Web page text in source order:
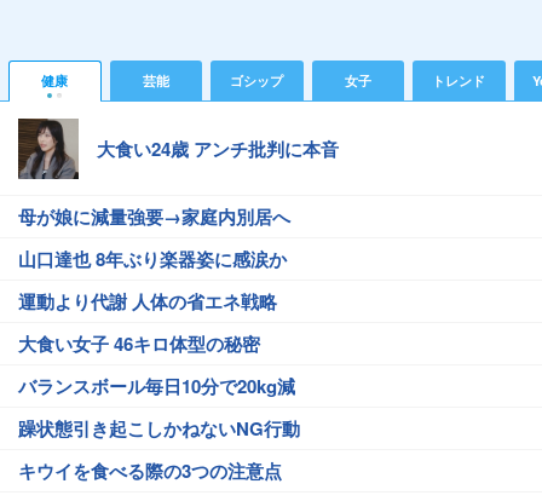
健康 芸能 ゴシップ 女子 トレンド
大食い24歳 アンチ批判に本音
母が娘に減量強要→家庭内別居へ
山口達也 8年ぶり楽器姿に感涙か
運動より代謝 人体の省エネ戦略
大食い女子 46キロ体型の秘密
バランスボール毎日10分で20kg減
躁状態引き起こしかねないNG行動
キウイを食べる際の3つの注意点